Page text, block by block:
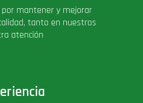
mantener y mejorar
tanto en nuestros
atención